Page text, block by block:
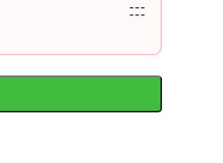
---
---